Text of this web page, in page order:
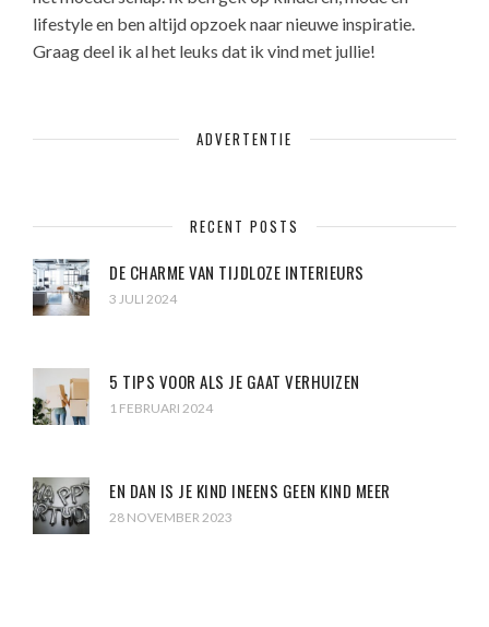
lifestyle en ben altijd opzoek naar nieuwe inspiratie.
Graag deel ik al het leuks dat ik vind met jullie!
ADVERTENTIE
RECENT POSTS
DE CHARME VAN TIJDLOZE INTERIEURS
3 JULI 2024
5 TIPS VOOR ALS JE GAAT VERHUIZEN
1 FEBRUARI 2024
EN DAN IS JE KIND INEENS GEEN KIND MEER
28 NOVEMBER 2023